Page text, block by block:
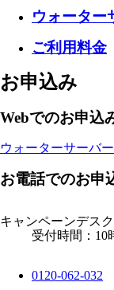
ウォーター
ご利用料金
お申込み
Webでのお申込
ウォーターサーバ
お電話でのお申
キャンペーンデスク
受付時間：10
0120-062-032